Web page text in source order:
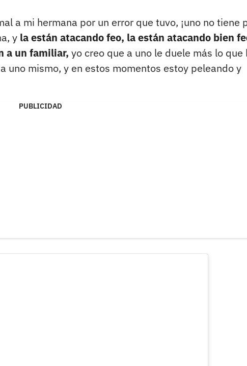
a mi hermana por un error que tuvo, ¡uno no tiene
y la están atacando feo, la están atacando bien
a un familiar, yo creo que a uno le duele más lo que
uno mismo, y en estos momentos estoy peleando y
PUBLICIDAD